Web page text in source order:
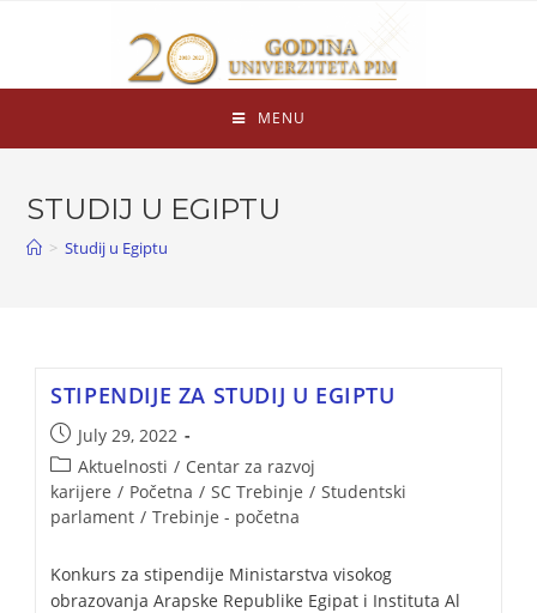
MENU
STUDIJ U EGIPTU
> Studij u Egiptu
STIPENDIJE ZA STUDIJ U EGIPTU
July 29, 2022
Aktuelnosti / Centar za razvoj
karijere / Početna / SC Trebinje / Studentski
parlament / Trebinje - početna
Konkurs za stipendije Ministarstva visokog
obrazovanja Arapske Republike Egipat i Instituta Al